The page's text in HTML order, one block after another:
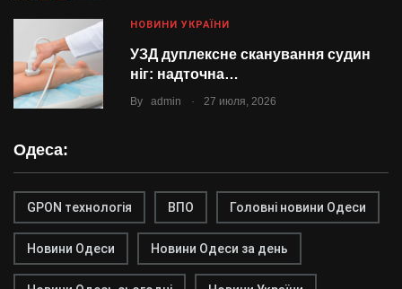
НОВИНИ УКРАЇНИ
УЗД дуплексне сканування судин
ніг: надточна…
By admin . 27 июля, 2026
Одеса:
GPON технологія ВПО Головні новини Одеси
Новини Одеси Новини Одеси за день